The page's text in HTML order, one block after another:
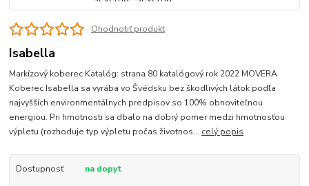
Ohodnotiť produkt
Isabella
Markízový koberec Katalóg: strana 80 katalógový rok 2022 MOVERA
Koberec Isabella sa vyrába vo Švédsku bez škodlivých látok podľa
najvyšších environmentálnych predpisov so 100% obnoviteľnou
energiou. Pri hmotnosti sa dbalo na dobrý pomer medzi hmotnosťou
výpletu (rozhoduje typ výpletu počas životnos... celý popis
Dostupnosť na dopyt